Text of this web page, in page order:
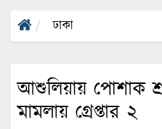
ঢাকা
আশুলিয়ায় পোশাক
মামলায় গ্রেপ্তার ২